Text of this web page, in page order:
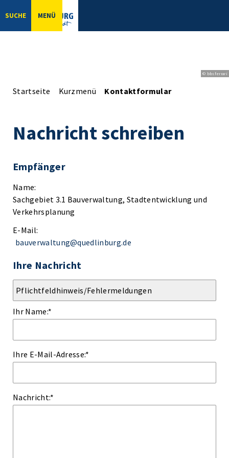
SUCHE MENÜ
© bbsferrari
Startseite Kurzmenü Kontaktformular
Nachricht schreiben
Empfänger
Name:
Sachgebiet 3.1 Bauverwaltung, Stadtentwicklung und
Verkehrsplanung
E-Mail:
bauverwaltung@quedlinburg.de
Ihre Nachricht
Ihr Name:*
Ihre E-Mail-Adresse:*
Nachricht:*